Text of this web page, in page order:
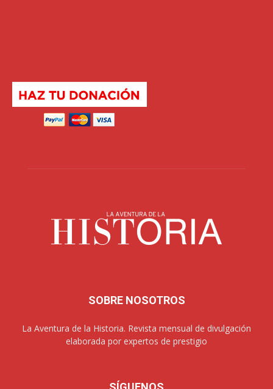
SOBRE NOSOTROS
La Aventura de la Historia. Revista mensual de divulgación
elaborada por expertos de prestigio